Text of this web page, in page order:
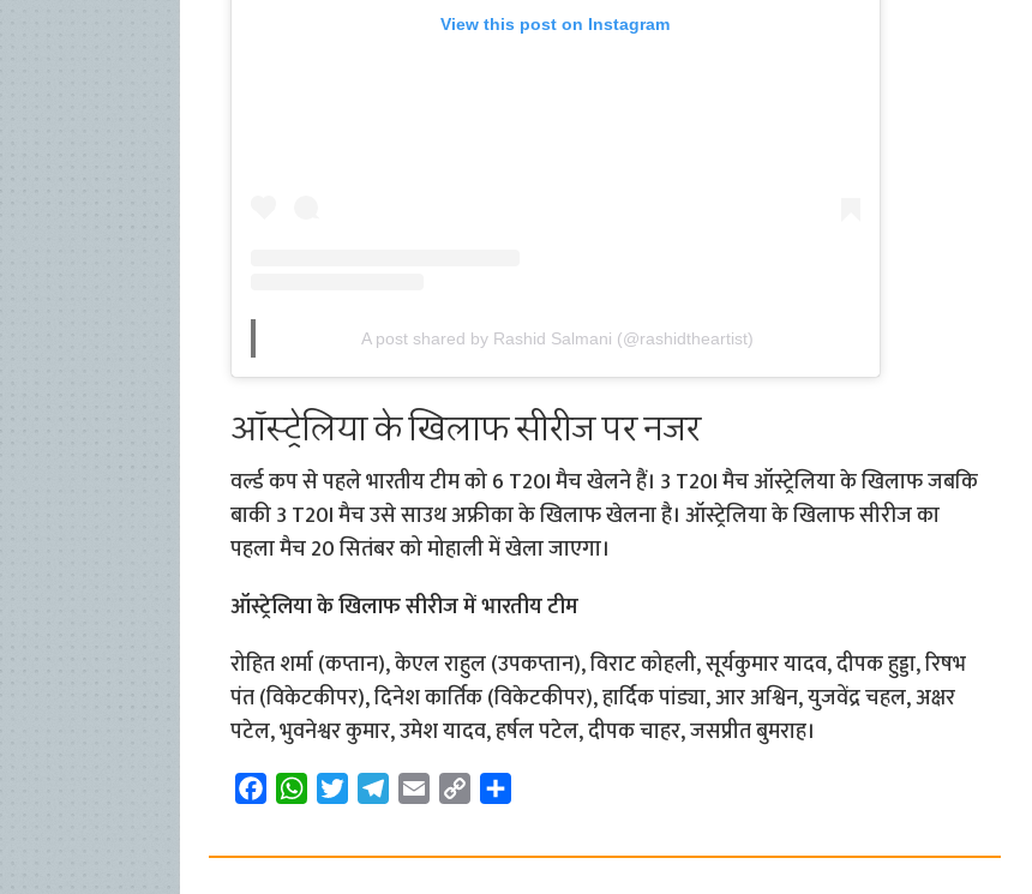
View this post on Instagram
A post shared by Rashid Salmani (@rashidtheartist)
ऑस्ट्रेलिया के खिलाफ सीरीज पर नजर
वर्ल्ड कप से पहले भारतीय टीम को 6 T20I मैच खेलने हैं। 3 T20I मैच ऑस्ट्रेलिया के खिलाफ जबकि
बाकी 3 T20I मैच उसे साउथ अफ्रीका के खिलाफ खेलना है। ऑस्ट्रेलिया के खिलाफ सीरीज का
पहला मैच 20 सितंबर को मोहाली में खेला जाएगा।
ऑस्ट्रेलिया के खिलाफ सीरीज में भारतीय टीम
रोहित शर्मा (कप्तान), केएल राहुल (उपकप्तान), विराट कोहली, सूर्यकुमार यादव, दीपक हुड्डा, रिषभ
पंत (विकेटकीपर), दिनेश कार्तिक (विकेटकीपर), हार्दिक पांड्या, आर अश्विन, युजवेंद्र चहल, अक्षर
पटेल, भुवनेश्वर कुमार, उमेश यादव, हर्षल पटेल, दीपक चाहर, जसप्रीत बुमराह।
F
c
W
a
T
i
T
l
E
a
C
p
S
a